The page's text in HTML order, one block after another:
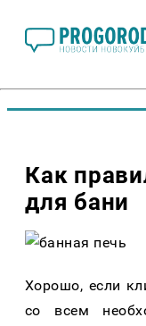
Как
для бани
Хорошо, если
со всем